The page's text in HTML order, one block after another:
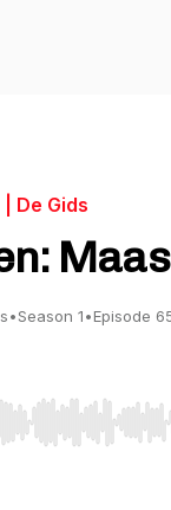
De Gids
•Season 1•Episode
to seek,